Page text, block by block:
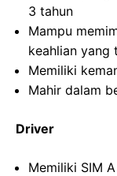
3 tahun
Mampu
keahlian yang
Memiliki
Mahir dalam
Driver
Memiliki SIM